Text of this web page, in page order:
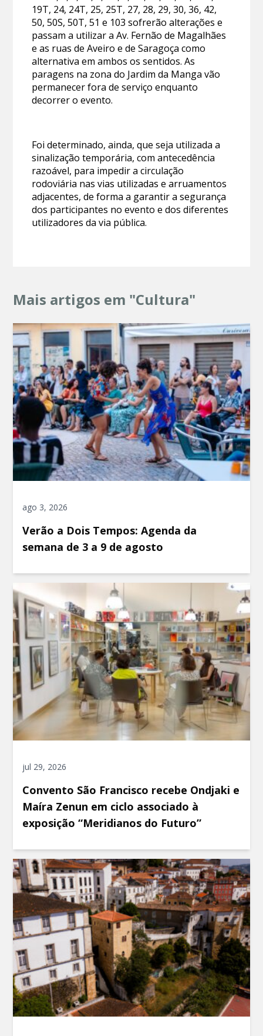
19T, 24, 24T, 25, 25T, 27, 28, 29, 30, 36, 42,
50, 50S, 50T, 51 e 103 sofrerão alterações e
passam a utilizar a Av. Fernão de Magalhães
e as ruas de Aveiro e de Saragoça como
alternativa em ambos os sentidos. As
paragens na zona do Jardim da Manga vão
permanecer fora de serviço enquanto
decorrer o evento.
Foi determinado, ainda, que seja utilizada a
sinalização temporária, com antecedência
razoável, para impedir a circulação
rodoviária nas vias utilizadas e arruamentos
adjacentes, de forma a garantir a segurança
dos participantes no evento e dos diferentes
utilizadores da via pública.
Mais artigos em "Cultura"
ago 3, 2026
Verão a Dois Tempos: Agenda da
semana de 3 a 9 de agosto
jul 29, 2026
Convento São Francisco recebe Ondjaki e
Maíra Zenun em ciclo associado à
exposição “Meridianos do Futuro”